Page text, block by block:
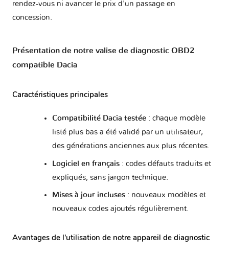
rendez-vous ni avancer le prix d'un passage en
concession.
Présentation de notre valise de diagnostic OBD2
compatible Dacia
Caractéristiques principales
Compatibilité Dacia testée: chaque modèle
listé plus bas a été validé par un utilisateur,
des générations anciennes aux plus récentes.
Logiciel en français: codes défauts traduits et
expliqués, sans jargon technique.
Mises à jour incluses: nouveaux modèles et
nouveaux codes ajoutés régulièrement.
Avantages de l'utilisation de notre appareil de diagnostic